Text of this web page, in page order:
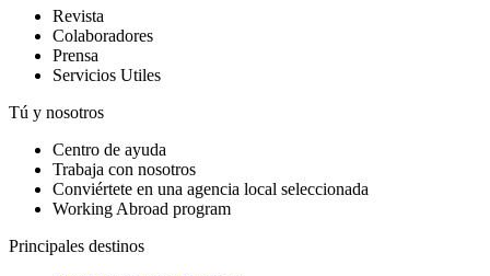
Revista
Colaboradores
Prensa
Servicios Utiles
Tú y nosotros
Centro de ayuda
Trabaja con nosotros
Conviértete en una agencia local seleccionada
Working Abroad program
Principales destinos